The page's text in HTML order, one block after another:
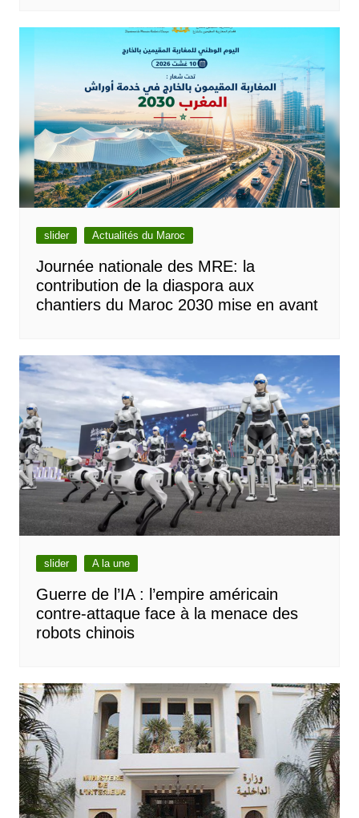
slider Actualités du Maroc
Journée nationale des MRE: la
contribution de la diaspora aux
chantiers du Maroc 2030 mise en avant
slider A la une
Guerre de l’IA : l’empire américain
contre-attaque face à la menace des
robots chinois